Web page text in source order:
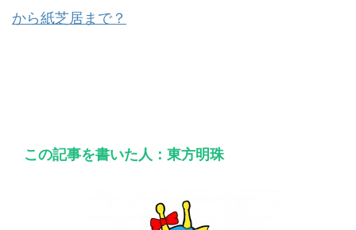
から紙芝居まで？
この記事を書いた人：東方明珠